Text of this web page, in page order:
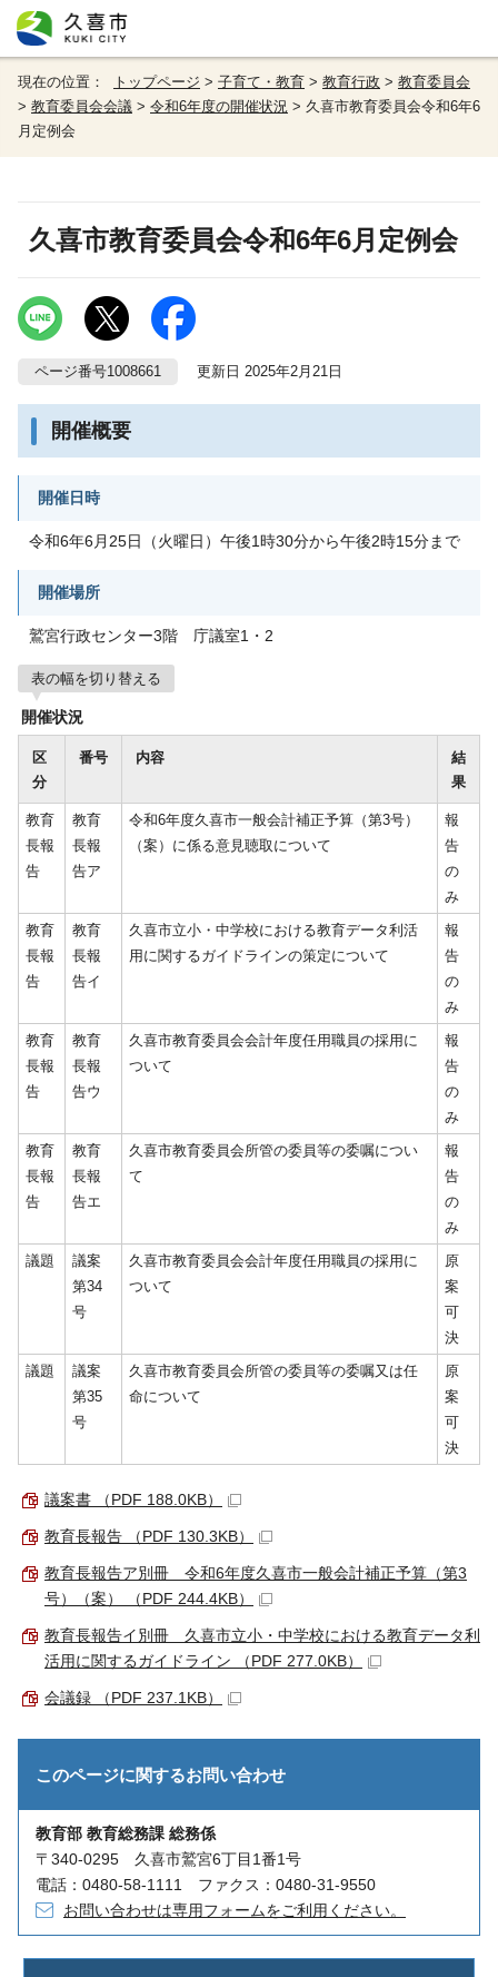
現在の位置： トップページ > 子育て・教育 > 教育行政 > 教育委員会
> 教育委員会会議 > 令和6年度の開催状況 > 久喜市教育委員会令和6年6
月定例会
久喜市教育委員会令和6年6月定例会
ページ番号1008661 更新日 2025年2月21日
開催概要
開催日時
令和6年6月25日（火曜日）午後1時30分から午後2時15分まで
開催場所
鷲宮行政センター3階 庁議室1・2
表の幅を切り替える
開催状況
区
分
番号 内容
結
果
教育
長報
告
教育
長報
告ア
令和6年度久喜市一般会計補正予算（第3号）
（案）に係る意見聴取について
報
告
の
み
教育
長報
告
教育
長報
告イ
久喜市立小・中学校における教育データ利活
用に関するガイドラインの策定について
報
告
の
み
教育
長報
告
教育
長報
告ウ
久喜市教育委員会会計年度任用職員の採用に
ついて
報
告
の
み
教育
長報
告
教育
長報
告エ
久喜市教育委員会所管の委員等の委嘱につい
て
報
告
の
み
議題
議案
第34
号
久喜市教育委員会会計年度任用職員の採用に
ついて
原
案
可
決
議題
議案
第35
号
久喜市教育委員会所管の委員等の委嘱又は任
命について
原
案
可
決
議案書 （PDF 188.0KB）
教育長報告 （PDF 130.3KB）
教育長報告ア別冊 令和6年度久喜市一般会計補正予算（第3
号）（案） （PDF 244.4KB）
教育長報告イ別冊 久喜市立小・中学校における教育データ利
活用に関するガイドライン （PDF 277.0KB）
会議録 （PDF 237.1KB）
このページに関するお問い合わせ
教育部 教育総務課 総務係
〒340-0295 久喜市鷲宮6丁目1番1号
電話：0480-58-1111 ファクス：0480-31-9550
お問い合わせは専用フォームをご利用ください。